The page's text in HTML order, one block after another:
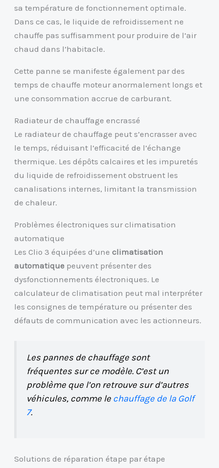
sa température de fonctionnement optimale.
Dans ce cas, le liquide de refroidissement ne
chauffe pas suffisamment pour produire de l’air
chaud dans l’habitacle.
Cette panne se manifeste également par des
temps de chauffe moteur anormalement longs et
une consommation accrue de carburant.
Radiateur de chauffage encrassé
Le radiateur de chauffage peut s’encrasser avec
le temps, réduisant l’efficacité de l’échange
thermique. Les dépôts calcaires et les impuretés
du liquide de refroidissement obstruent les
canalisations internes, limitant la transmission
de chaleur.
Problèmes électroniques sur climatisation
automatique
Les Clio 3 équipées d’uneclimatisation
automatique peuvent présenter des
dysfonctionnements électroniques. Le
calculateur de climatisation peut mal interpréter
les consignes de température ou présenter des
défauts de communication avec les actionneurs.
Les pannes de chauffage sont
fréquentes sur ce modèle. C’est un
problème que l’on retrouve sur d’autres
véhicules, comme le chauffage de la Golf
7.
Solutions de réparation étape par étape